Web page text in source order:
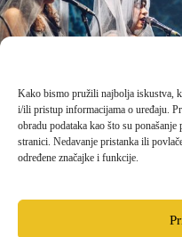
Kako bismo pružili najbolja iskustva,
i/ili pristup informacijama o uređaju.
obradu podataka kao što su
stranici. Nedavanje pristanka ili
određene značajke i funkcije.
PRETHODNI